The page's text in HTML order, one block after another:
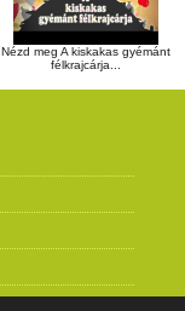
Nézd meg A kiskakas gyémánt
félkrajcárja...